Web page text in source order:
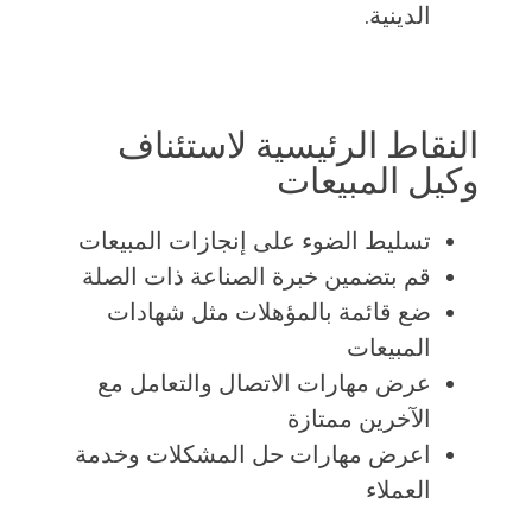
الدينية.
النقاط الرئيسية لاستئناف
وكيل المبيعات
تسليط الضوء على إنجازات المبيعات
قم بتضمين خبرة الصناعة ذات الصلة
ضع قائمة بالمؤهلات مثل شهادات
المبيعات
عرض مهارات الاتصال والتعامل مع
الآخرين ممتازة
اعرض مهارات حل المشكلات وخدمة
العملاء